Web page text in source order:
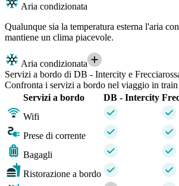
Aria condizionata
Qualunque sia la temperatura esterna l'aria
mantiene un clima piacevole.
Aria condizionata
Servizi a bordo di DB - Intercity e
Confronta i servizi a bordo nel viaggio in
Servizi a bordo
DB - Intercity
Wifi
Prese di corrente
Bagagli
Ristorazione a bordo